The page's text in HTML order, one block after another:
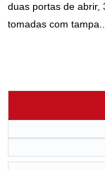
duas portas de abrir,
tomadas com tampa...